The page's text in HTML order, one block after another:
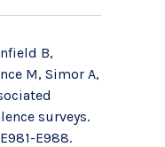
B,
M, Simor A,
surveys.
E988.